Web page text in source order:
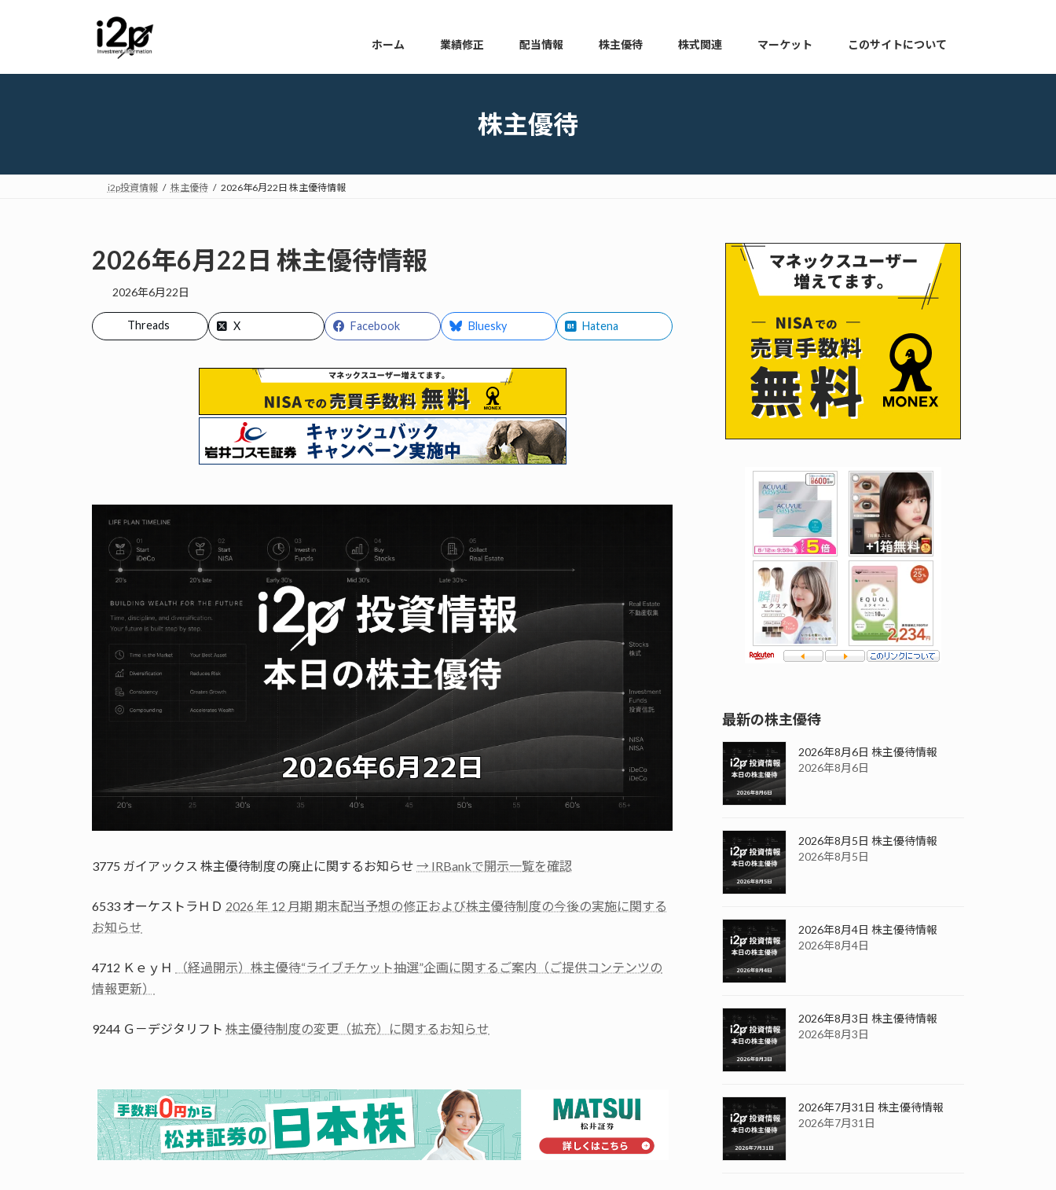
プ
動
ホーム 業績修正 配当情報 株主優待 株式関連 マーケット このサイトについて
株主優待
i2p投資情報 株主優待 2026年6月22日 株主優待情報
2026年6月22日 株主優待情報
2026年6月22日
Facebook
X Bluesky
Threads Hatena
3775 ガイアックス 株主優待制度の廃止に関するお知らせ → IRBankで開示一覧を確認
6533 オーケストラＨＤ 2026 年 12 月期 期末配当予想の修正および株主優待制度の今後の実施に関する
お知らせ
4712 ＫｅｙＨ
（経過開示）株主優待“ライブチケット抽選”企画に関するご案内（ご提供コンテンツの
情報更新）
9244 Ｇ－デジタリフト 株主優待制度の変更（拡充）に関するお知らせ
最新の株主優待
2026年8月6日 株主優待情報
2026年8月6日
2026年8月5日 株主優待情報
2026年8月5日
2026年8月4日 株主優待情報
2026年8月4日
2026年8月3日 株主優待情報
2026年8月3日
2026年7月31日 株主優待情報
2026年7月31日